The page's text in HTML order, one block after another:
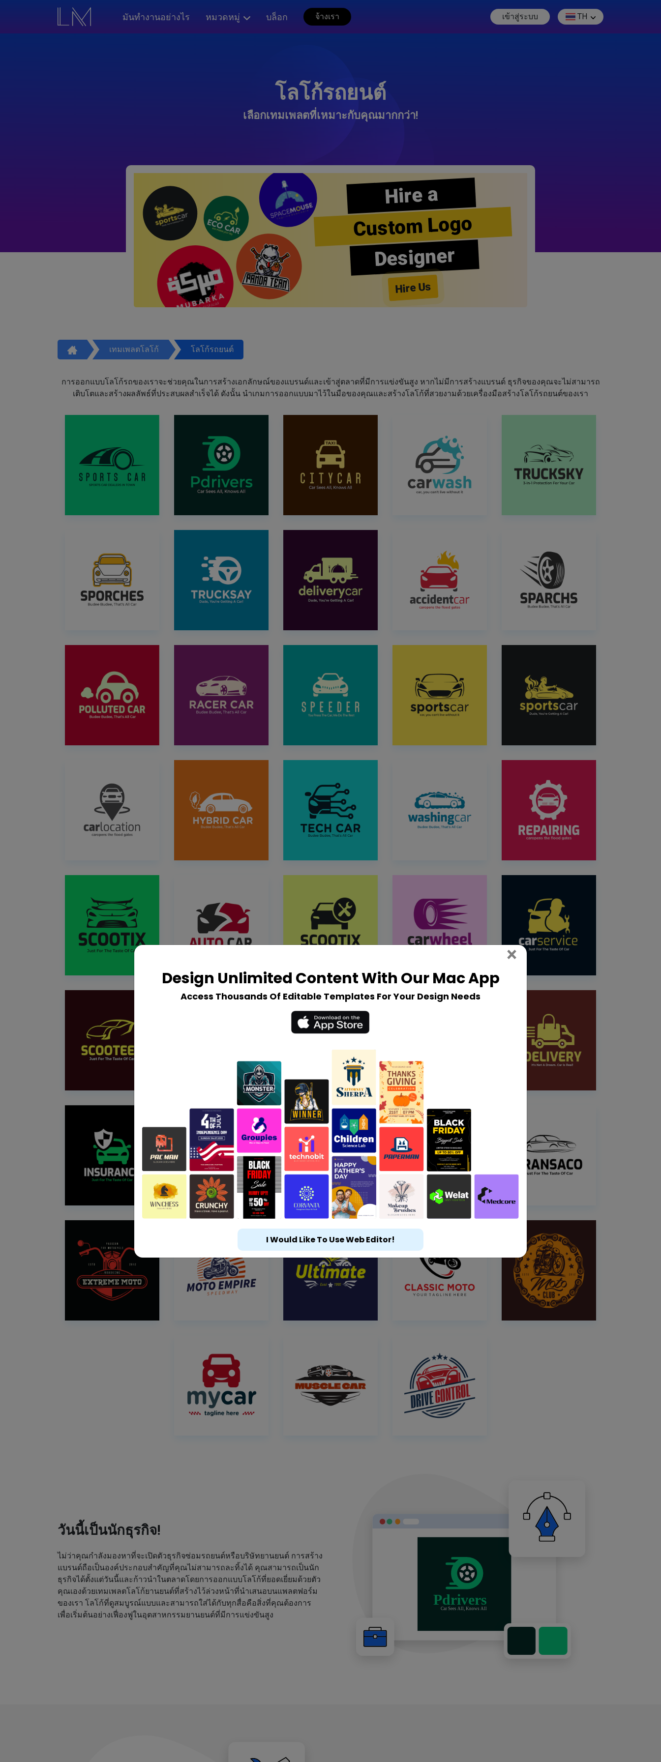
มันทำงานอย่างไร หมวดหมู่ บล็อก จ้างเรา เข้าสู่ระบบ TH
โลโก้รถยนต์
เลือกเทมเพลตที่เหมาะกับคุณมากกว่า!
Hire a
Custom Logo
Designer
Hire Us
เทมเพลตโลโก้ โลโก้รถยนต์
การออกแบบโลโก้รถของเราจะช่วยคุณในการสร้างเอกลักษณ์ของแบรนด์และเข้าสู่ตลาดที่มีการแข่งขันสูง หากไม่มีการสร้างแบรนด์ ธุรกิจของคุณจะไม่สามารถ
เติบโตและสร้างผลลัพธ์ที่ประสบผลสำเร็จได้ ดังนั้น นำเกมการออกแบบมาไว้ในมือของคุณและสร้างโลโก้ที่สวยงามด้วยเครื่องมือสร้างโลโก้รถยนต์ของเรา
วันนี้เป็นนักธุรกิจ!
ไม่ว่าคุณกำลังมองหาที่จะเปิดตัวธุรกิจซ่อมรถยนต์หรือบริษัทยานยนต์ การสร้าง
แบรนด์ถือเป็นองค์ประกอบสำคัญที่คุณไม่สามารถละทิ้งได้ คุณสามารถเป็นนัก
ธุรกิจได้ตั้งแต่วันนี้และก้าวนำในตลาดโดยการออกแบบโลโก้ที่ยอดเยี่ยมด้วยตัว
คุณเองด้วยเทมเพลตโลโก้ยานยนต์ที่สร้างไว้ล่วงหน้าที่นำเสนอบนแพลตฟอร์ม
ของเรา โลโก้ที่ดูสมบูรณ์แบบและสามารถใส่ได้กับทุกสื่อคือสิ่งที่คุณต้องการ
เพื่อเริ่มต้นอย่างเฟื่องฟูในอุตสาหกรรมยานยนต์ที่มีการแข่งขันสูง
Design Unlimited Content With Our Mac App
Access Thousands Of Editable Templates For Your Design Needs
× Close
I Would Like To Use Web Editor!